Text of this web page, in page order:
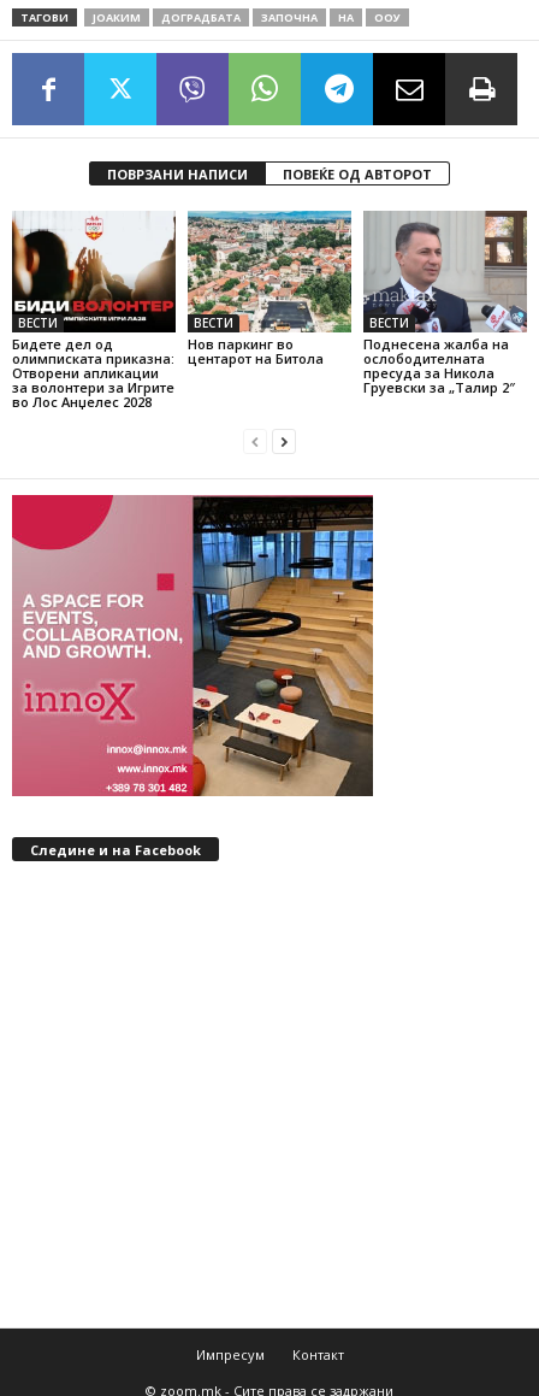
ТАГОВИ ЈОАКИМ ДОГРАДБАТА ЗАПОЧНА НА ООУ
ПОВРЗАНИ НАПИСИ ПОВЕЌЕ ОД АВТОРОТ
ВЕСТИ
Бидете дел од
олимписката приказна:
Отворени апликации
за волонтери за Игрите
во Лос Анџелес 2028
ВЕСТИ
Нов паркинг во
центарот на Битола
ВЕСТИ
Поднесена жалба на
ослободителната
пресуда за Никола
Груевски за „Талир 2″
Следине и на Facebook
Импресум
Контакт
© zoom.mk - Сите права се задржани